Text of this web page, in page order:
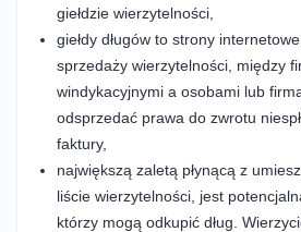
giełdzie wierzytelności,
giełdy długów to strony
sprzedaży wierzytelności, między
windykacyjnymi a osobami lub
odsprzedać prawa do zwrotu
faktury,
największą zaletą płynącą z
liście wierzytelności, jest
którzy mogą odkupić dług.